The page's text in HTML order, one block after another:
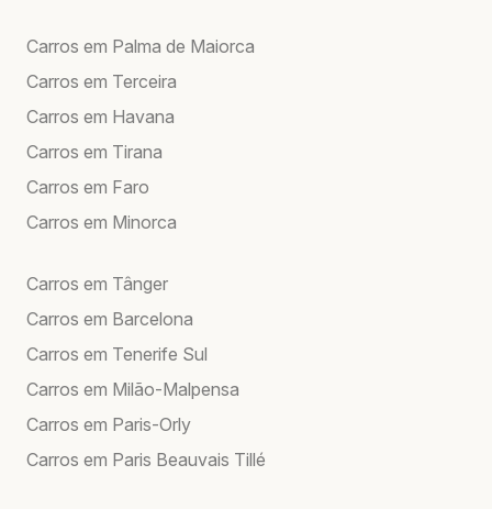
Carros em Palma de Maiorca
Carros em Terceira
Carros em Havana
Carros em Tirana
Carros em Faro
Carros em Minorca
Carros em Tânger
Carros em Barcelona
Carros em Tenerife Sul
Carros em Milão-Malpensa
Carros em Paris-Orly
Carros em Paris Beauvais Tillé